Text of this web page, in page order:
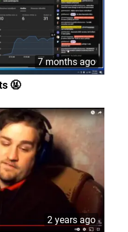
7 months ago
🤬
2 years ago